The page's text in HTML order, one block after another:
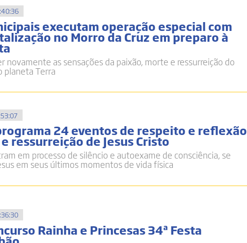
executam operação especial com
no Morro da Cruz em preparo à
novamente as sensações da paixão, morte e ressurreição do
planeta Terra
24 eventos de respeito e reflexão
ressurreição de Jesus Cristo
em processo de silêncio e autoexame de consciência, se
em seus últimos momentos de vida física
Rainha e Princesas 34ª Festa